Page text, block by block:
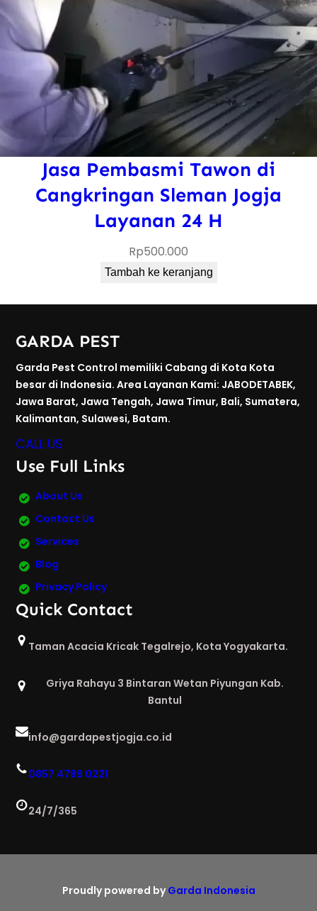
Jasa Pembasmi Tawon di
Cangkringan Sleman Jogja
Layanan 24 H
Rp500.000
Tambah ke keranjang
GARDA PEST
Garda Pest Control memiliki Cabang di Kota Kota
besar di Indonesia. Area Layanan Kami: JABODETABEK,
Jawa Barat, Jawa Tengah, Jawa Timur, Bali, Sumatera,
Kalimantan, Sulawesi, Batam.
CALL US
Use Full Links
About Us
Contact Us
Services
Blog
Privacy Policy
Quick Contact
Taman Acacia Kricak Tegalrejo, Kota Yogyakarta.
Griya Rahayu 3 Bintaran Wetan Piyungan Kab.
Bantul
info@gardapestjogja.co.id
0857 4789 0221
24/7/365
Proudly powered by Garda Indonesia